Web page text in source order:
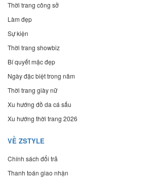
Thời trang công sở
Làm đẹp
Sự kiện
Thời trang showbiz
Bí quyết mặc đẹp
Ngày đặc biệt trong năm
Thời trang giày nữ
Xu hướng đồ da cá sấu
Xu hướng thời trang 2026
VỀ ZSTYLE
Chính sách đổi trả
Thanh toán giao nhận